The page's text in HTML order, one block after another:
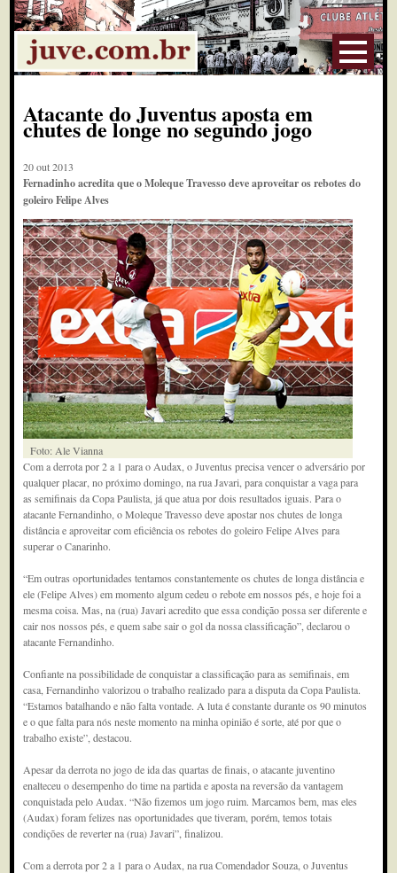
Atacante do Juventus aposta em
chutes de longe no segundo jogo
20 out 2013
Fernadinho acredita que o Moleque Travesso deve aproveitar os rebotes do
goleiro Felipe Alves
Foto: Ale Vianna
Com a derrota por 2 a 1 para o Audax, o Juventus precisa vencer o adversário por
qualquer placar, no próximo domingo, na rua Javari, para conquistar a vaga para
as semifinais da Copa Paulista, já que atua por dois resultados iguais. Para o
atacante Fernandinho, o Moleque Travesso deve apostar nos chutes de longa
distância e aproveitar com eficiência os rebotes do goleiro Felipe Alves para
superar o Canarinho.
“Em outras oportunidades tentamos constantemente os chutes de longa distância e
ele (Felipe Alves) em momento algum cedeu o rebote em nossos pés, e hoje foi a
mesma coisa. Mas, na (rua) Javari acredito que essa condição possa ser diferente e
cair nos nossos pés, e quem sabe sair o gol da nossa classificação”, declarou o
atacante Fernandinho.
Confiante na possibilidade de conquistar a classificação para as semifinais, em
casa, Fernandinho valorizou o trabalho realizado para a disputa da Copa Paulista.
“Estamos batalhando e não falta vontade. A luta é constante durante os 90 minutos
e o que falta para nós neste momento na minha opinião é sorte, até por que o
trabalho existe”, destacou.
Apesar da derrota no jogo de ida das quartas de finais, o atacante juventino
enalteceu o desempenho do time na partida e aposta na reversão da vantagem
conquistada pelo Audax. “Não fizemos um jogo ruim. Marcamos bem, mas eles
(Audax) foram felizes nas oportunidades que tiveram, porém, temos totais
condições de reverter na (rua) Javari”, finalizou.
Com a derrota por 2 a 1 para o Audax, na rua Comendador Souza, o Juventus